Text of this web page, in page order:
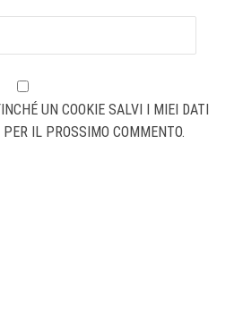
UN COOKIE SALVI I MIEI DATI
IL PROSSIMO COMMENTO.